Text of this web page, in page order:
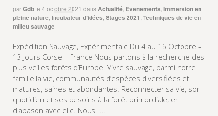
parGdb le 4 octobre 2021 dansActualité, Evenements Immersion en
pleine nature, Incubateur d’idées Stages 2021 Techniques de vie en
milieu sauvage
Expédition Sauvage, Expérimentale Du 4 au 16 Octobre –
13 Jours Corse – France Nous partons à la recherche des
plus veilles forêts d’Europe. Vivre sauvage, parmi notre
famille la vie, communautés d’espèces diversifiées et
matures, saines et abondantes. Reconnecter sa vie, son
quotidien et ses besoins à la forêt primordiale, en
diapason avec elle. Nous […]